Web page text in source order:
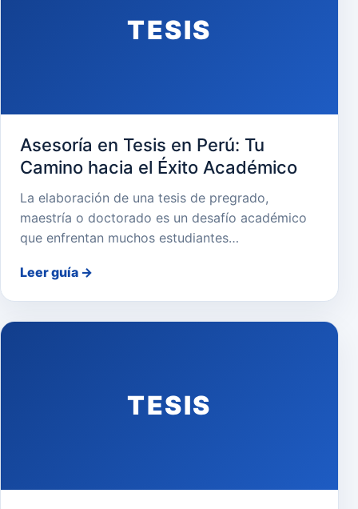
TESIS
Asesoría en Tesis en Perú: Tu
Camino hacia el Éxito Académico
La elaboración de una tesis de pregrado,
maestría o doctorado es un desafío académico
que enfrentan muchos estudiantes…
Leer guía →
TESIS